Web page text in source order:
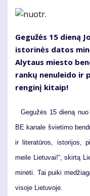
Ge­gu­žės 15 die­ną
is­to­ri­nės da­tos
Aly­taus mies­to
ran­kų ne­nu­lei­do ir
ren­gi­nį ki­taip!
Ge­gu­žės 15 die­ną
BE ka­na­le švie­ti­mo
ir li­te­ra­tū­ros, is­to­ri­jos,
mei­le Lie­tu­vai!“, skir­tą
mi­nė­ti. Tai pui­ki
vi­so­je Lie­tu­vo­je.